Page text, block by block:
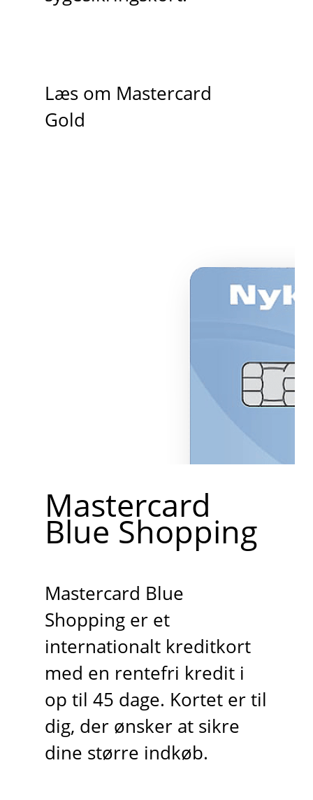
Læs om Mastercard
Gold
Mastercard
Blue Shopping
Mastercard Blue
Shopping er et
internationalt kreditkort
med en rentefri kredit i
op til 45 dage. Kortet er til
dig, der ønsker at sikre
dine større indkøb.